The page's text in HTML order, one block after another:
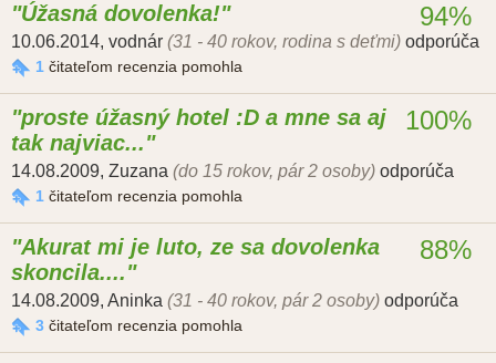
Úžasná dovolenka!
10.06.2014, vodnár (31 - 40 rokov, rodina s deťmi) odporúča
1 čitateľom recenzia pomohla
94%
proste úžasný hotel :D a mne sa aj
tak najviac...
14.08.2009, Zuzana (do 15 rokov, pár 2 osoby) odporúča
1 čitateľom recenzia pomohla
100%
Akurat mi je luto, ze sa dovolenka
skoncila....
14.08.2009, Aninka (31 - 40 rokov, pár 2 osoby) odporúča
3 čitateľom recenzia pomohla
88%